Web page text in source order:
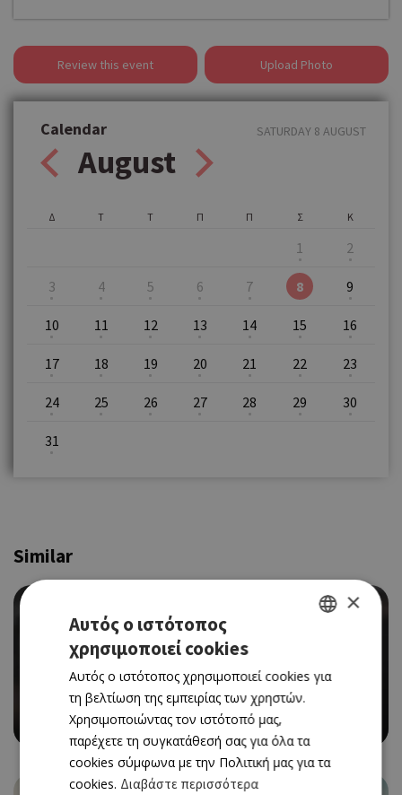
Review this event Upload Photo
Calendar
August
SATURDAY 8 AUGUST
Δ Τ Τ Π Π Σ
1
Κ
2
3 4 5 6 7 8 9
10 11 12 13 14 15 16
17 18 19 20 21 22 23
24 25 26 27 28 29 30
31
Similar
THE MONEY MAKER (ΝΕΑ ΤΑΙΝΙΑ)
06/08/2026 - 12/08/2026
ENGLISH
×
Αυτός ο ιστότοπος
χρησιμοποιεί cookies
Αυτός ο ιστότοπος χρησιμοποιεί cookies για
τη βελτίωση της εμπειρίας των χρηστών.
Χρησιμοποιώντας τον ιστότοπό μας,
παρέχετε τη συγκατάθεσή σας για όλα τα
cookies σύμφωνα με την Πολιτική μας για τα
cookies. Διαβάστε περισσότερα